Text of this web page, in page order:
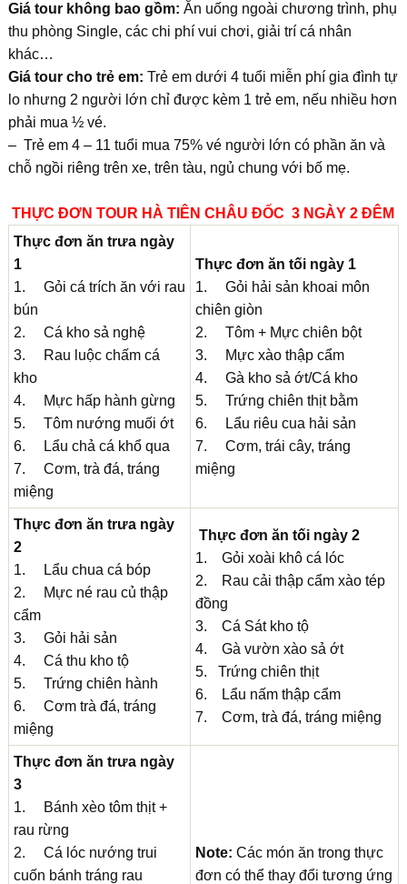
Giá tour không bao gồm: Ăn uống ngoài chương trình, phụ
thu phòng Single, các chi phí vui chơi, giải trí cá nhân
khác…
Giá tour cho trẻ em: Trẻ em dưới 4 tuổi miễn phí gia đình tự
lo nhưng 2 người lớn chỉ được kèm 1 trẻ em, nếu nhiều hơn
phải mua ½ vé.
– Trẻ em 4 – 11 tuổi mua 75% vé người lớn có phần ăn và
chỗ ngồi riêng trên xe, trên tàu, ngủ chung với bố mẹ.
THỰC ĐƠN TOUR HÀ TIÊN CHÂU ĐỐC3 NGÀY 2 ĐÊM
Thực đơn ăn trưa ngày
1
1. Gỏi cá trích ăn với rau
bún
2. Cá kho sả nghệ
3. Rau luộc chấm cá
kho
4. Mực hấp hành gừng
5. Tôm nướng muối ớt
6. Lẩu chả cá khổ qua
7. Cơm, trà đá, tráng
miệng
Thực đơn ăn tối ngày 1
1. Gỏi hải sản khoai môn
chiên giòn
2. Tôm + Mực chiên bột
3. Mực xào thập cẩm
4. Gà kho sả ớt/Cá kho
5. Trứng chiên thịt bằm
6. Lẩu riêu cua hải sản
7. Cơm, trái cây, tráng
miệng
Thực đơn ăn trưa ngày
2
1. Lẩu chua cá bóp
2. Mực né rau củ thập
cẩm
3. Gỏi hải sản
4. Cá thu kho tộ
5. Trứng chiên hành
6. Cơm trà đá, tráng
miệng
Thực đơn ăn tối ngày 2
1. Gỏi xoài khô cá lóc
2. Rau cải thập cẩm xào tép
đồng
3. Cá Sát kho tộ
4. Gà vườn xào sả ớt
5. Trứng chiên thịt
6. Lẩu nấm thập cẩm
7. Cơm, trà đá, tráng miệng
Thực đơn ăn trưa ngày
3
1. Bánh xèo tôm thịt +
rau rừng
2. Cá lóc nướng trui
cuốn bánh tráng rau
Note: Các món ăn trong thực
đơn có thể thay đổi tương ứng